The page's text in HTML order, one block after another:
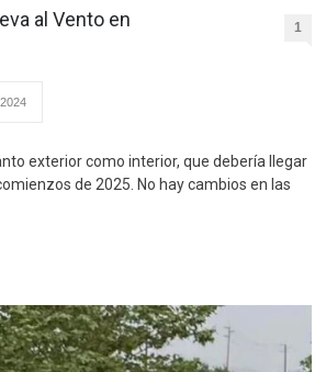
al Vento en
1
exterior como interior, que debería llegar
de 2025. No hay cambios en las